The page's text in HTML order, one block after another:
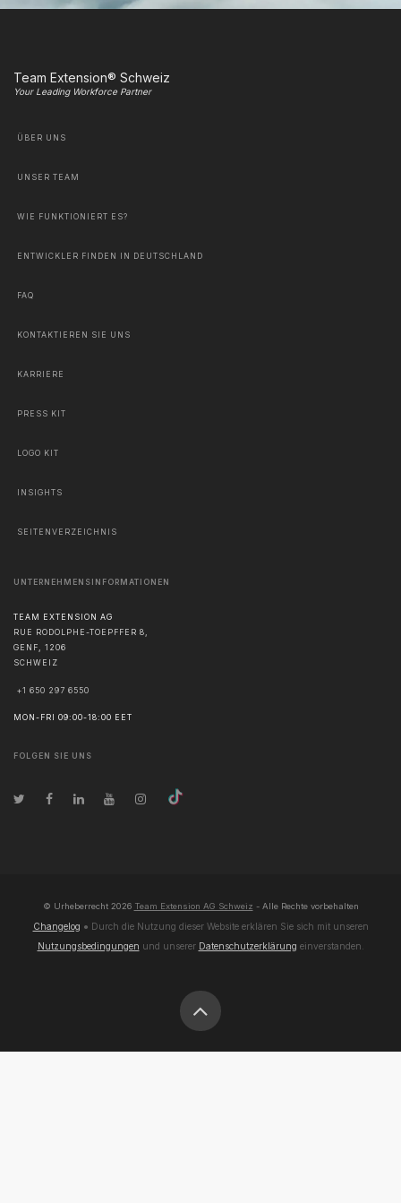
Team Extension® Schweiz
Your Leading Workforce Partner
ÜBER UNS
UNSER TEAM
WIE FUNKTIONIERT ES?
ENTWICKLER FINDEN IN DEUTSCHLAND
FAQ
KONTAKTIEREN SIE UNS
KARRIERE
PRESS KIT
LOGO KIT
INSIGHTS
SEITENVERZEICHNIS
UNTERNEHMENSINFORMATIONEN
TEAM EXTENSION AG
RUE RODOLPHE-TOEPFFER 8,
GENF, 1206
SCHWEIZ
+1 650 297 6550
MON-FRI 09:00-18:00 EET
FOLGEN SIE UNS
© Urheberrecht 2026 Team Extension AG Schweiz - Alle Rechte vorbehalten
Changelog ● Durch die Nutzung dieser Website erklären Sie sich mit unseren
Nutzungsbedingungen und unserer Datenschutzerklärung einverstanden.